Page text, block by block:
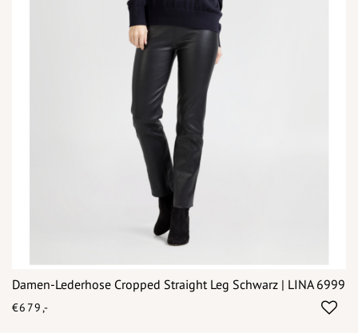
Damen-Lederhose Cropped Straight Leg Schwarz | LINA 6999
€679,-